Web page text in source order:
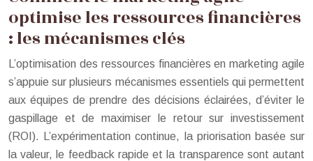
optimise les ressources financières
: les mécanismes clés
L’optimisation des ressources financières en marketing agile
s’appuie sur plusieurs mécanismes essentiels qui permettent
aux équipes de prendre des décisions éclairées, d’éviter le
gaspillage et de maximiser le retour sur investissement
(ROI). L’expérimentation continue, la priorisation basée sur
la valeur, le feedback rapide et la transparence sont autant